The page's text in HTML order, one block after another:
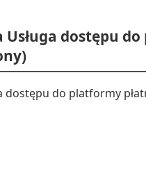
dostępu
dostępu do platformy